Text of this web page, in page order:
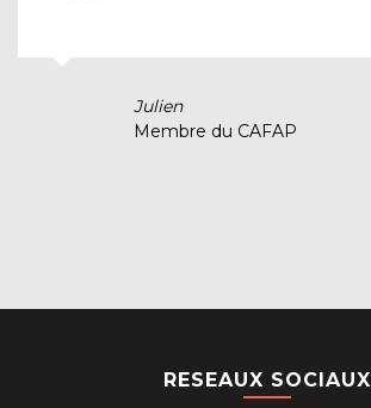
Julien
Membre du CAFAP
RESEAUX SOCIAUX